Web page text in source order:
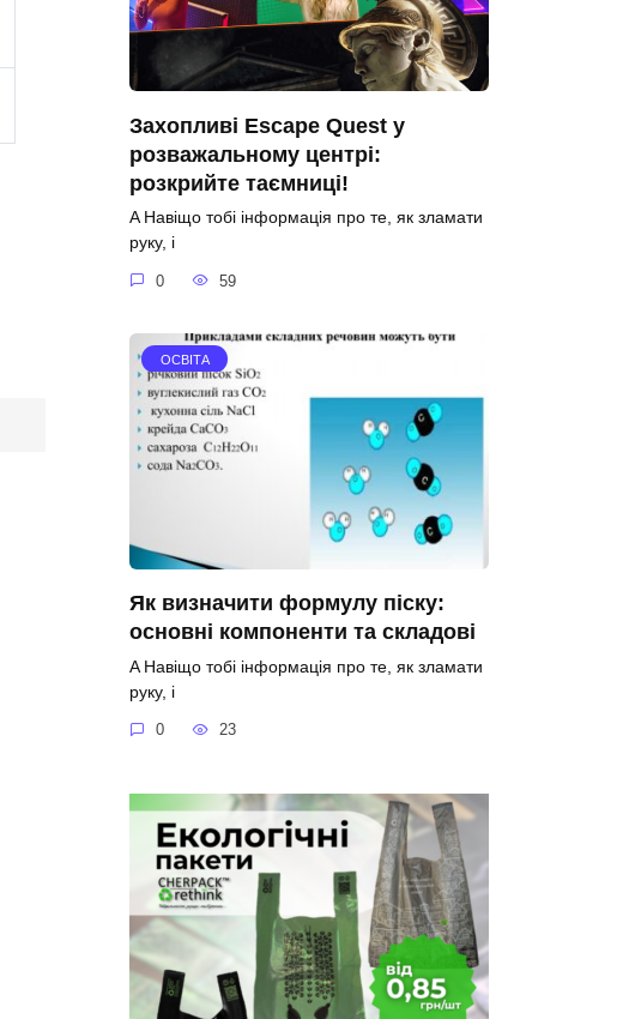
Захопливі Escape Quest у
розважальному центрі:
розкрийте таємниці!
A Навіщо тобі інформація про те, як зламати
руку, і
0 59
ОСВІТА
Як визначити формулу піску:
основні компоненти та складові
A Навіщо тобі інформація про те, як зламати
руку, і
0 23